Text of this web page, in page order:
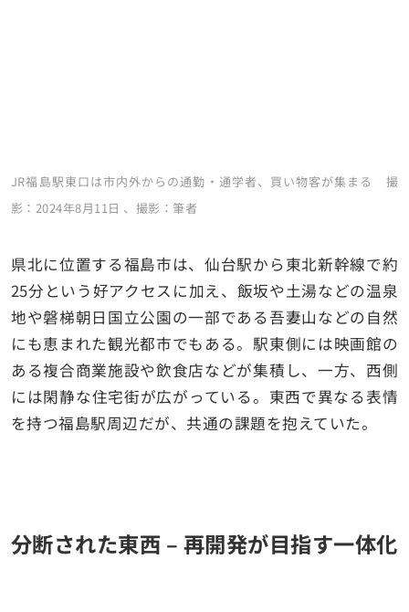
JR福島駅東口は市内外からの通勤・通学者、買い物客が集まる 撮
影：2024年8月11日 、撮影：筆者
県北に位置する福島市は、仙台駅から東北新幹線で約
25分という好アクセスに加え、飯坂や土湯などの温泉
地や磐梯朝日国立公園の一部である吾妻山などの自然
にも恵まれた観光都市でもある。駅東側には映画館の
ある複合商業施設や飲食店などが集積し、一方、西側
には閑静な住宅街が広がっている。東西で異なる表情
を持つ福島駅周辺だが、共通の課題を抱えていた。
分断された東西 – 再開発が目指す一体化